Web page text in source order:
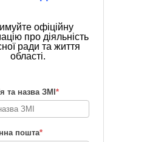
офіційну
про діяльність
ради та життя
області.
та назва ЗМІ *
пошта*